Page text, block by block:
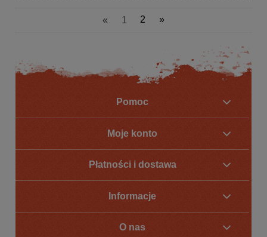
« 1 2 »
Pomoc
Moje konto
Płatności i dostawa
Informacje
O nas